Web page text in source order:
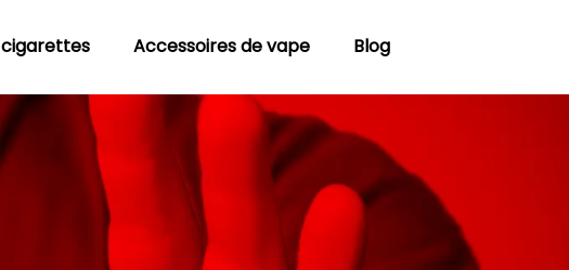
Accessoires de vape Blog